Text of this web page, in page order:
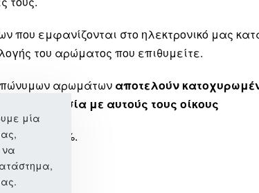
που εμφανίζονται στο ηλεκτρονικό μας
του αρώματος που επιθυμείτε.
αρωμάτων αποτελούν
ή συνεργασία με αυτούς τους οίκους
ΦΠΑ 24%.
μία
να